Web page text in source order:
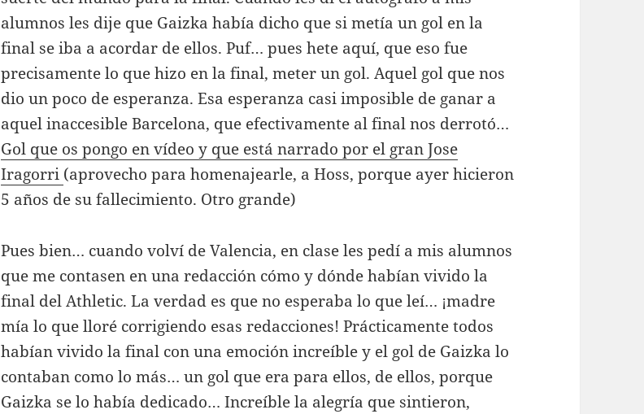
alumnos les dije que Gaizka había dicho que si metía un gol en la
final se iba a acordar de ellos. Puf… pues hete aquí, que eso fue
precisamente lo que hizo en la final, meter un gol. Aquel gol que nos
dio un poco de esperanza. Esa esperanza casi imposible de ganar a
aquel inaccesible Barcelona, que efectivamente al final nos derrotó…
Gol que os pongo en vídeo y que está narrado por el gran Jose
Iragorri (aprovecho para homenajearle, a Hoss, porque ayer hicieron
5 años de su fallecimiento. Otro grande)
Pues bien… cuando volví de Valencia, en clase les pedí a mis alumnos
que me contasen en una redacción cómo y dónde habían vivido la
final del Athletic. La verdad es que no esperaba lo que leí… ¡madre
mía lo que lloré corrigiendo esas redacciones! Prácticamente todos
habían vivido la final con una emoción increíble y el gol de Gaizka lo
contaban como lo más… un gol que era para ellos, de ellos, porque
Gaizka se lo había dedicado… Increíble la alegría que sintieron,